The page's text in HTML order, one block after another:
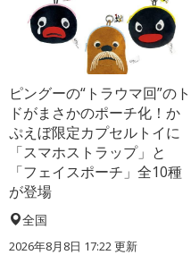
ピングーの“トラウマ回”のト
ドがまさかのポーチ化！か
ぷえぼ限定カプセルトイに
「スマホストラップ」と
「フェイスポーチ」全10種
が登場
全国
2026年8月8日 17:22更新